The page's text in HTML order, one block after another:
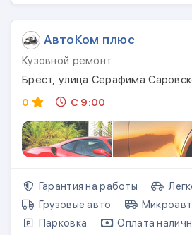
АвтоКом плюс
Кузовной ремонт
Брест, улица Серафима
0
С 9:00
Гарантия на работы
Грузовые авто
Парковка
Оплата